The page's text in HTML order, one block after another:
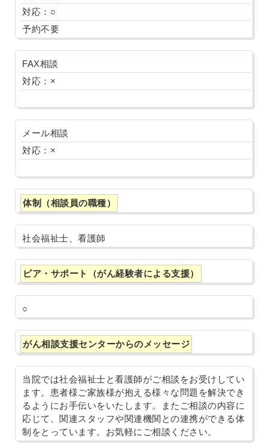
対応：○
予約不要
FAX相談
対応：×
メール相談
対応：×
体制（相談員の職種）
社会福祉士、看護師
ピア・サポート（がん経験者による支援）
○
がん相談支援センターからのメッセージ
当院では社会福祉士と看護師がご相談をお受けしてい
ます。患者様ご家族様が抱える様々な問題を解決でき
るようにお手伝いをいたします。またご相談の内容に
応じて、関連スタッフや関連機関との連携ができる体
制をとっています。お気軽にご相談ください。